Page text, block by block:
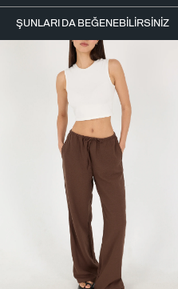
ŞUNLARI DA BEĞENEBILIRSINIZ